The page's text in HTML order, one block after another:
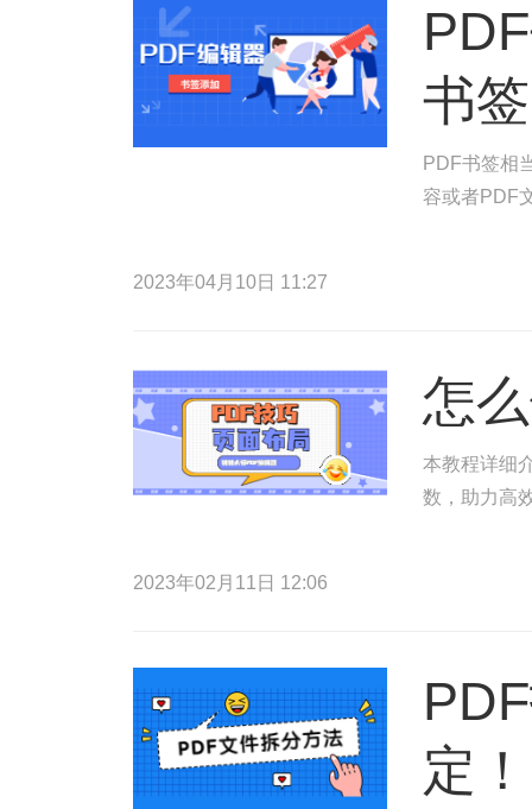
书
PDF书签相
容或者PDF
2023年04月10日 11:27
怎
本教程详细
数，助力高
2023年02月11日 12:06
定！